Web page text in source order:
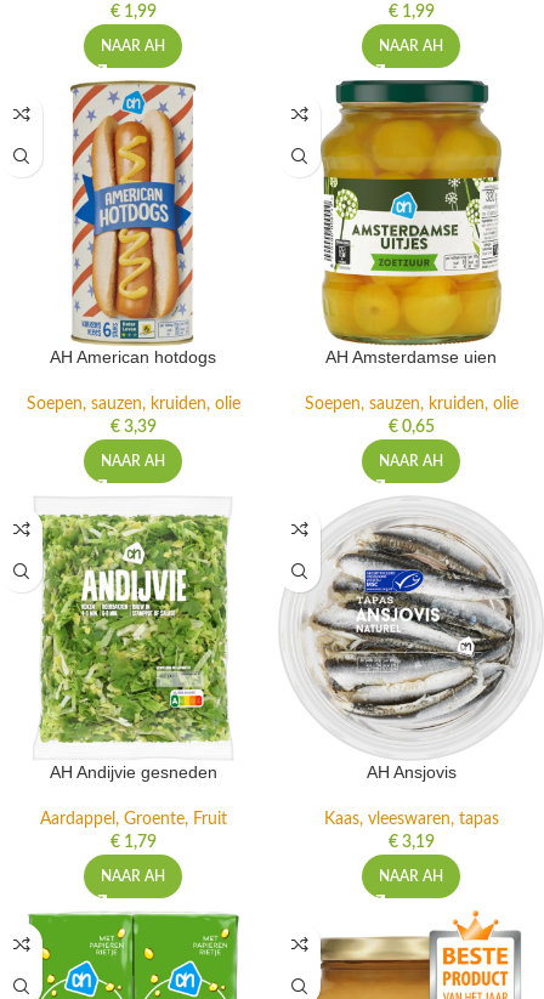
€1,99
NAAR AH
€1,99
NAAR AH
AH American hotdogs
Soepen, sauzen, kruiden, olie
€3,39
NAAR AH
AH Amsterdamse uien
Soepen, sauzen, kruiden, olie
€0,65
NAAR AH
AH Andijvie gesneden
Aardappel, Groente, Fruit
€1,79
NAAR AH
AH Ansjovis
Kaas, vleeswaren, tapas
€3,19
NAAR AH